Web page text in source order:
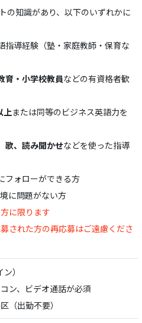
の知識があり、以下のいずれかに
指導経験（塾・家庭教師・保育な
育・小学校教員などの有資格者歓
上または同等のビジネス英語力を
歌、読み聞かせなどを使った指導
フォローができる方
に問題がない方
に限ります
された方の再応募はご遠慮くださ
）
ン、ビデオ通話が必須
（出勤不要）